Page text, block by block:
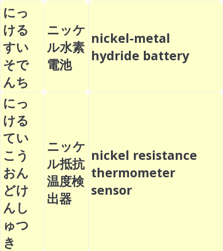
にっ
ける
すい
そで
んち
ニッケ
ル水素
電池
nickel-metal
hydride battery
にっ
ける
てい
こう
おん
どけ
んし
ゅつ
き
ニッケ
ル抵抗
温度検
出器
nickel resistance
thermometer
sensor